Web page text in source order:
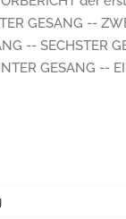
GESANG --
-- SECHSTER
GESANG --